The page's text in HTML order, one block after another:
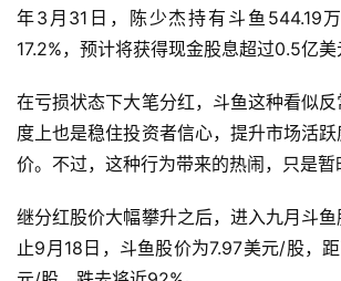
年3月31日，陈少杰持有斗鱼544.19
17.2%，预计将获得现金股息超过0.5亿美
在亏损状态下大笔分红，斗鱼这种看似
度上也是稳住投资者信心，提升市场活
价。不过，这种行为带来的热闹，只是暂
继分红股价大幅攀升之后，进入九月斗
止9月18日，斗鱼股价为7.97美元/股，